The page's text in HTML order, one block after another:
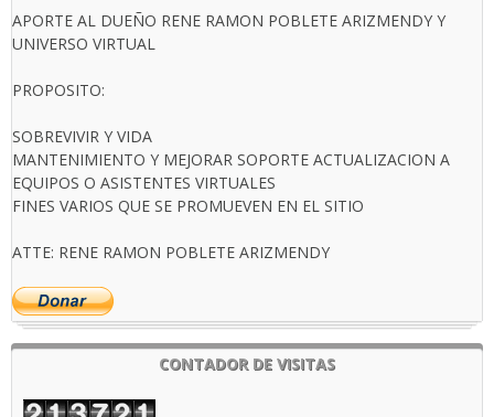
APORTE AL DUEÑO RENE RAMON POBLETE ARIZMENDY Y
UNIVERSO VIRTUAL
PROPOSITO:
SOBREVIVIR Y VIDA
MANTENIMIENTO Y MEJORAR SOPORTE ACTUALIZACION A
EQUIPOS O ASISTENTES VIRTUALES
FINES VARIOS QUE SE PROMUEVEN EN EL SITIO
ATTE: RENE RAMON POBLETE ARIZMENDY
CONTADOR DE VISITAS